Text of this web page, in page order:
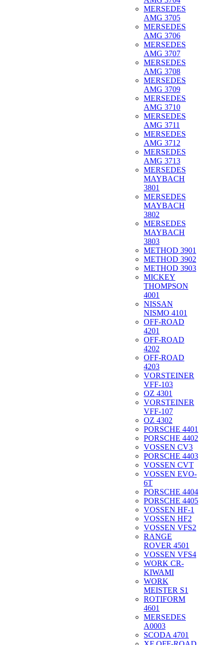
MERSEDES
AMG 3705
MERSEDES
AMG 3706
MERSEDES
AMG 3707
MERSEDES
AMG 3708
MERSEDES
AMG 3709
MERSEDES
AMG 3710
MERSEDES
AMG 3711
MERSEDES
AMG 3712
MERSEDES
AMG 3713
MERSEDES
MAYBACH
3801
MERSEDES
MAYBACH
3802
MERSEDES
MAYBACH
3803
METHOD 3901
METHOD 3902
METHOD 3903
MICKEY
THOMPSON
4001
NISSAN
NISMO 4101
OFF-ROAD
4201
OFF-ROAD
4202
OFF-ROAD
4203
VORSTEINER
VFF-103
OZ 4301
VORSTEINER
VFF-107
OZ 4302
PORSCHE 4401
PORSCHE 4402
VOSSEN CV3
PORSCHE 4403
VOSSEN CVT
VOSSEN EVO-
6T
PORSCHE 4404
PORSCHE 4405
VOSSEN HF-1
VOSSEN HF2
VOSSEN VFS2
RANGE
ROVER 4501
VOSSEN VFS4
WORK CR-
KIWAMI
WORK
MEISTER S1
ROTIFORM
4601
MERSEDES
A0003
SCODA 4701